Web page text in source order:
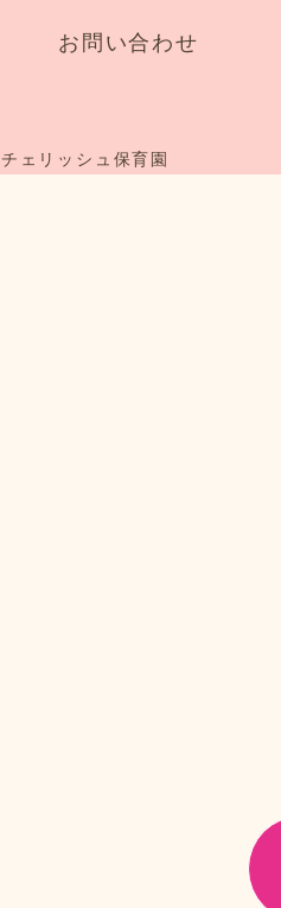
お問い合わせ
チェリッシュ保育園